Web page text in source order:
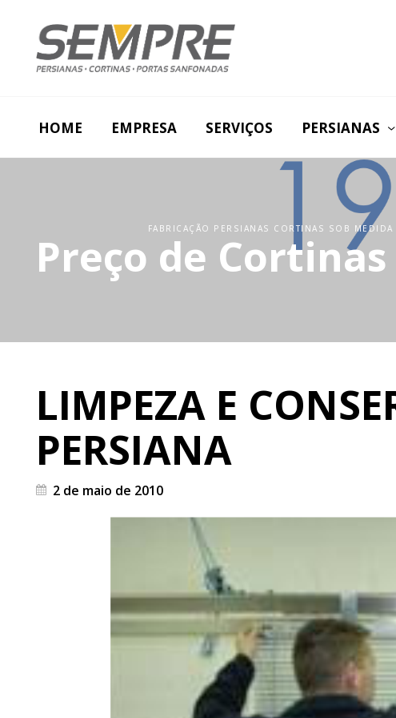
HOME EMPRESA SERVIÇOS PERSIANAS
FABRICAÇÃO PERSIANAS CORTINAS SOB
Preço de
LIMPEZA E
PERSIANA
2 de maio de 2010